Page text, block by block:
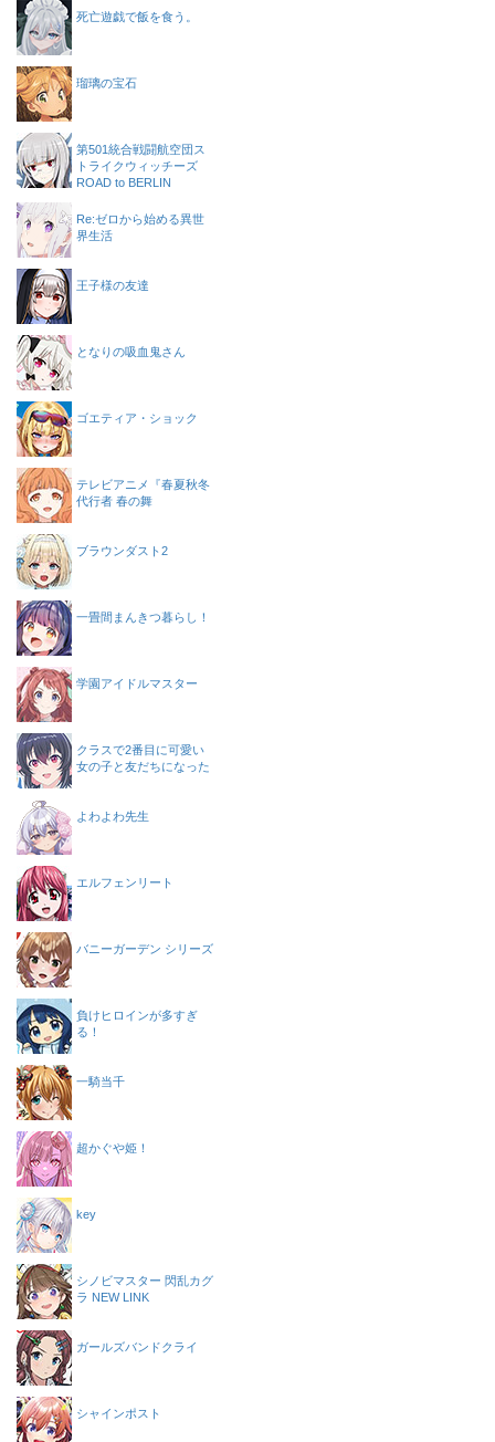
死亡遊戯で飯を食う。
瑠璃の宝石
第501統合戦闘航空団ス
トライクウィッチーズ
ROAD to BERLIN
Re:ゼロから始める異世
界生活
王子様の友達
となりの吸血鬼さん
ゴエティア・ショック
テレビアニメ『春夏秋冬
代行者 春の舞
ブラウンダスト2
一畳間まんきつ暮らし！
学園アイドルマスター
クラスで2番目に可愛い
女の子と友だちになった
よわよわ先生
エルフェンリート
バニーガーデン シリーズ
負けヒロインが多すぎ
る！
一騎当千
超かぐや姫！
key
シノビマスター 閃乱カグ
ラ NEW LINK
ガールズバンドクライ
シャインポスト